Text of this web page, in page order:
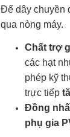
Để dây chuyền
qua nòng máy.
Chất trợ
các hạt
phép kỹ
trực tiếp
Đồng
phụ gia